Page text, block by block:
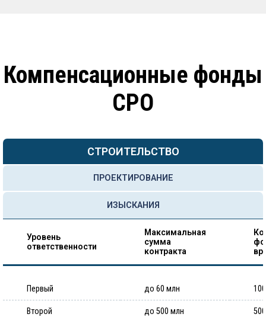
Компенсационные фонды
СРО
СТРОИТЕЛЬСТВО
ПРОЕКТИРОВАНИЕ
ИЗЫСКАНИЯ
Уровень
ответственности
Максимальная
сумма
контракта
Первый до 60 млн
Второй до 500 млн